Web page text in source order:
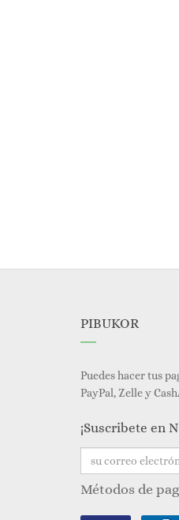
PIBUKOR
Puedes hacer tus
PayPal, Zelle y
¡Suscribete en
Métodos de